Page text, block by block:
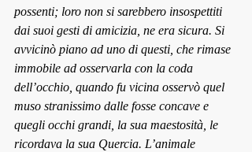
possenti; loro non si sarebbero insospettiti
dai suoi gesti di amicizia, ne era sicura. Si
avvicinò piano ad uno di questi, che rimase
immobile ad osservarla con la coda
dell’occhio, quando fu vicina osservò quel
muso stranissimo dalle fosse concave e
quegli occhi grandi, la sua maestosità, le
ricordava la sua Quercia. L’animale